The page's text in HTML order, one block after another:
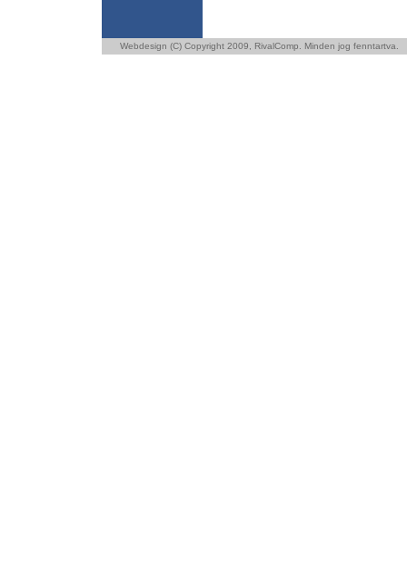
Webdesign (C) Copyright 2009, RivalComp . Minden jog fenntartva.